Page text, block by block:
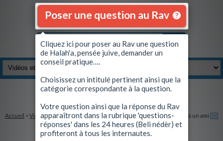
Se connecter|S'inscrire
Poser une question au Rav
Accueil >Vidéos et Quiz> Vayakel: Le sens profond du ChabbatEnvoyez à un ami
Cliquez ici pour poser au Rav une question
de Halah'a, pensée juive, demander un
conseil pratique….
Choisissez un intitulé pertinent ainsi que la
catégorie correspondante à la question.
Votre question ainsi que la réponse du Rav
apparaîtront dans la rubrique 'questions-
réponses' dans les 24 heures (Beli nédèr) et
profiteront à tous les internautes.